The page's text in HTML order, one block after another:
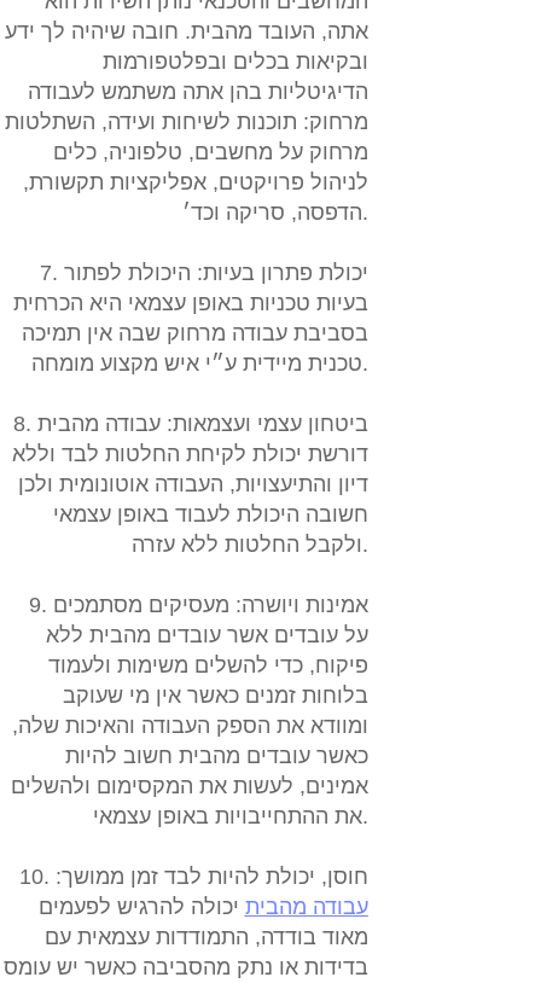
אתה, העובד מהבית. חובה שיהיה לך ידע
ובקיאות בכלים ובפלטפורמות
הדיגיטליות בהן אתה משתמש לעבודה
מרחוק: תוכנות לשיחות ועידה, השתלטות
מרחוק על מחשבים, טלפוניה, כלים
לניהול פרויקטים, אפליקציות תקשורת,
הדפסה, סריקה וכד׳.
7. יכולת פתרון בעיות: היכולת לפתור
בעיות טכניות באופן עצמאי היא הכרחית
בסביבת עבודה מרחוק שבה אין תמיכה
טכנית מיידית ע״י איש מקצוע מומחה.
8. ביטחון עצמי ועצמאות: עבודה מהבית
דורשת יכולת לקיחת החלטות לבד וללא
דיון והתיעצויות, העבודה אוטונומית ולכן
חשובה היכולת לעבוד באופן עצמאי
ולקבל החלטות ללא עזרה.
9. אמינות ויושרה: מעסיקים מסתמכים
על עובדים אשר עובדים מהבית ללא
פיקוח, כדי להשלים משימות ולעמוד
בלוחות זמנים כאשר אין מי שעוקב
ומוודא את הספק העבודה והאיכות שלה,
כאשר עובדים מהבית חשוב להיות
אמינים, לעשות את המקסימום ולהשלים
את ההתחייבויות באופן עצמאי.
10. חוסן, יכולת להיות לבד זמן ממושך:
עבודה מהבית יכולה להרגיש לפעמים
מאוד בודדה, התמודדות עצמאית עם
בדידות או נתק מהסביבה כאשר יש עומס